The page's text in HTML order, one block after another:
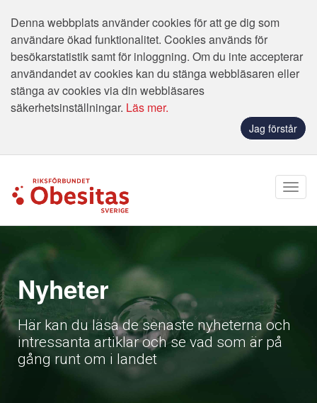
Denna webbplats använder cookies för att ge dig som
användare ökad funktionalitet. Cookies används för
besökarstatistik samt för inloggning. Om du inte accepterar
användandet av cookies kan du stänga webbläsaren eller
stänga av cookies via din webbläsares
säkerhetsinställningar. Läs mer.
Jag förstår
Nyheter
Här kan du läsa de senaste nyheterna och
intressanta artiklar och se vad som är på
gång runt om i landet